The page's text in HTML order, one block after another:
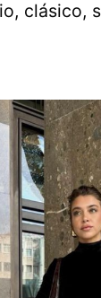
clásico,